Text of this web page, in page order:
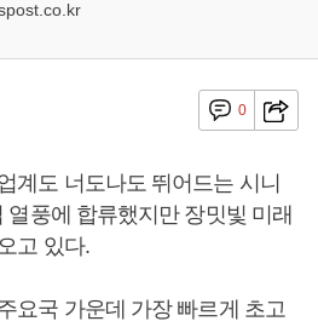
0
계도 너도나도 뛰어드는 시니
열풍에 합류했지만 장밋빛 미래
고 있다.
요국 가운데 가장 빠르게 초고